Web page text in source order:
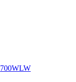
700WLW